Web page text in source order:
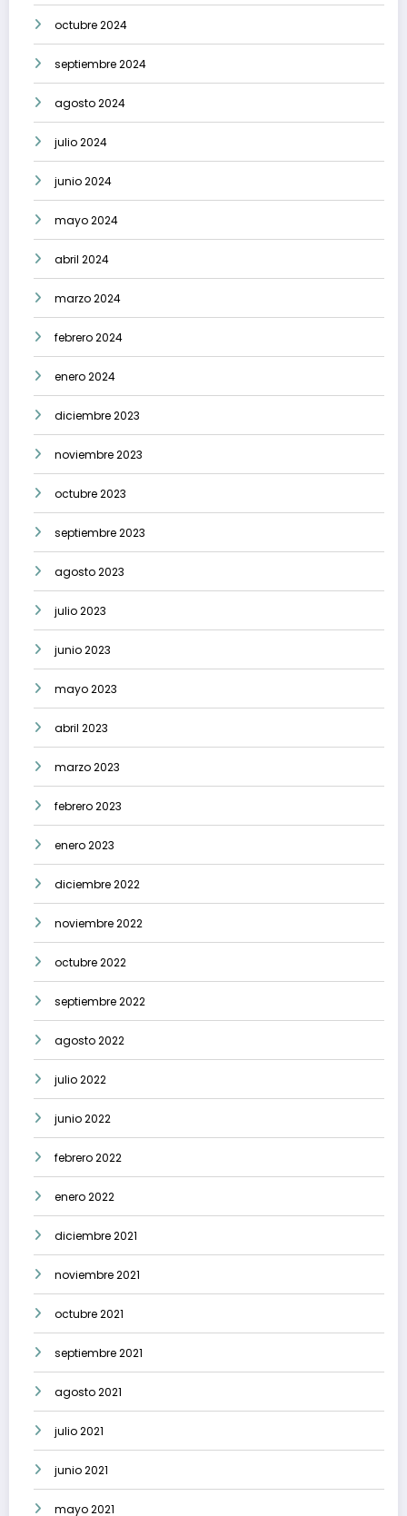
octubre 2024
septiembre 2024
agosto 2024
julio 2024
junio 2024
mayo 2024
abril 2024
marzo 2024
febrero 2024
enero 2024
diciembre 2023
noviembre 2023
octubre 2023
septiembre 2023
agosto 2023
julio 2023
junio 2023
mayo 2023
abril 2023
marzo 2023
febrero 2023
enero 2023
diciembre 2022
noviembre 2022
octubre 2022
septiembre 2022
agosto 2022
julio 2022
junio 2022
febrero 2022
enero 2022
diciembre 2021
noviembre 2021
octubre 2021
septiembre 2021
agosto 2021
julio 2021
junio 2021
mayo 2021